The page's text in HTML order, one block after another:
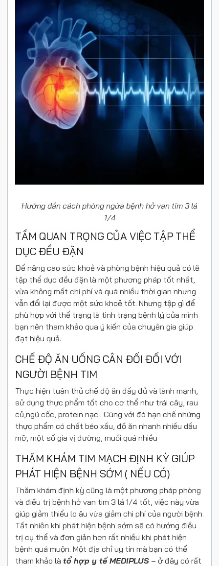
Hướng dẫn cách phòng ngừa bệnh hở van tim 3 lá
1/4
TẦM QUAN TRỌNG CỦA VIỆC TẬP THỂ
DỤC ĐỀU ĐẶN
Để nâng cao sức khoẻ và phòng bệnh hiệu quả có lẽ
tập thể dục đều đặn là một phương pháp tốt nhất,
vừa không mất chi phí và quá nhiều thời gian nhưng
vẫn đổi lại được một sức khoẻ tốt. Nhưng tập gì để
phù hợp với thể trạng là tình trạng bệnh lý của mình
bạn nên tham khảo qua ý kiến của chuyên gia giúp
đạt hiệu quả.
CHẾ ĐỘ ĂN UỐNG CÂN ĐỐI ĐỐI VỚI
NGƯỜI BỆNH TIM
Thực hiện tuân thủ chế độ ăn đầy đủ và lành mạnh,
sử dụng thực phẩm tốt cho cơ thể như trái cây, rau
củ,ngũ cốc, protein nạc . Cùng với đó hạn chế những
thực phẩm có chất béo xấu, đồ ăn nhanh nhiều dầu
mỡ, một số gia vị đường, muối quá nhiều
THĂM KHÁM TIM MẠCH ĐỊNH KỲ GIÚP
PHÁT HIỆN BỆNH SỚM ( NẾU CÓ)
Thăm khám định kỳ cũng là một phương pháp phòng
và điều trị bệnh hở van tim 3 lá 1/4 tốt, việc này vừa
giúp giảm thiểu lo âu vừa giảm chi phí của người bệnh.
Tất nhiên khi phát hiện bệnh sớm sẽ có hướng điều
trị cụ thể và đơn giản hơn rất nhiều khi phát hiện
bệnh quá muộn. Một địa chỉ uy tín mà bạn có thể
tham khảo là tổ hợp y tế MEDIPLUS – ở đây có rất